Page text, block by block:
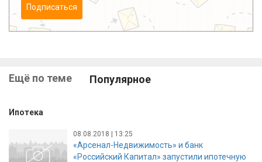
Подписаться
Ещё по теме Популярное
Ипотека
08.08.2018 | 13:25
«Арсенал-Недвижимость» и банк
«Российский Капитал» запустили ипотечную